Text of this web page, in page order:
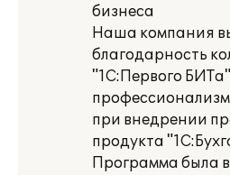
бизнеса
Наша компания
благодарность
"1С:Первого
при внедрении
продукта
Программа была